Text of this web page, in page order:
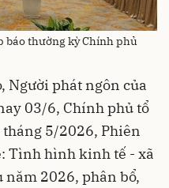
báo thường kỳ Chính phủ
Người phát ngôn của
03/6, Chính phủ tổ
5/2026, Phiên
Tình hình kinh tế - xã
năm 2026, phân bổ,